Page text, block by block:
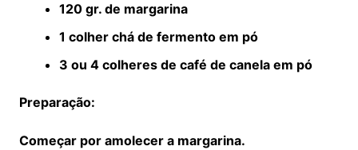
120 gr. de margarina
1 colher chá de fermento em pó
3 ou 4 colheres de café de canela em pó
Preparação:
Começar por amolecer a margarina.